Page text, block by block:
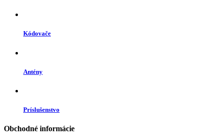
Kódovače
Antény
Príslušenstvo
Obchodné informácie